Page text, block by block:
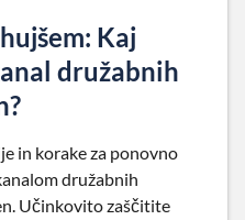
Kaj
družabnih
in korake za ponovno
družabnih
Učinkovito zaščitite